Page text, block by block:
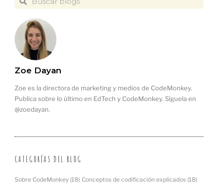
Zoe Dayan
Zoe es la directora de marketing y medios de CodeMonkey.
Publica sobre lo último en EdTech y CodeMonkey. Síguela en
@zoedayan.
CATEGORÍAS DEL BLOG
Sobre CodeMonkey (18) Conceptos de codificación explicados (18)